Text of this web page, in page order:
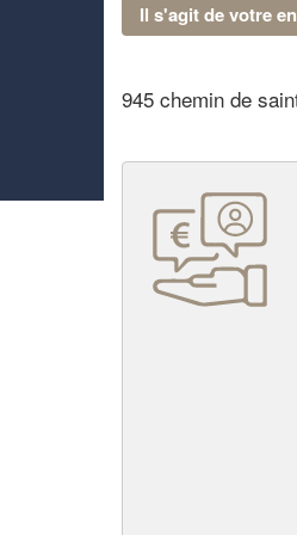
Il s'agit de votre
945 chemin de